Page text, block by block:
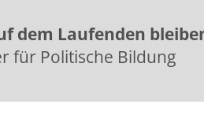
dem Laufenden
für Politische Bildung